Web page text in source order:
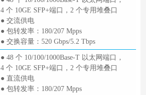
4 个 10GE SFP+端口，2 个专用堆叠口
● 交流供电
● 包转发率：180/207 Mpps
● 交换容量：520 Gbps/5.2 Tbps
● 48 个 10/100/1000Base-T 以太网端口，
4 个 10GE SFP+端口，2 个专用堆叠口
● 直流供电
● 包转发率：180/207 Mpps